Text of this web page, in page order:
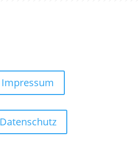
Impressum
Datenschutz